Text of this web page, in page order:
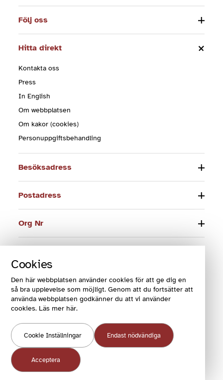
Cookies
Den här webbplatsen använder cookies för att ge dig en
så bra upplevelse som möjligt. Genom att du fortsätter att
använda webbplatsen godkänner du att vi använder
cookies. Läs mer här.
Cookie Inställningar Endast nödvändiga
Acceptera
Följ oss
Hitta direkt
Kontakta oss
Press
In English
Om webbplatsen
Om kakor (cookies)
Personuppgiftsbehandling
Besöksadress
Postadress
Org Nr
E-post
© 2024 Funktionsrätt Sverige
COOKIES OCH VILLKOR
COOKIEINSTÄLLNINGAR